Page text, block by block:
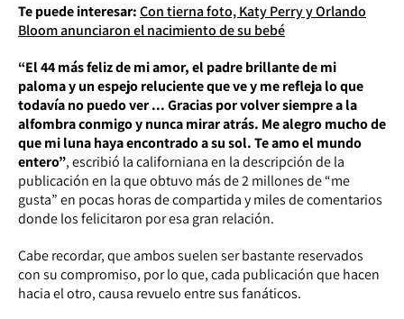
Te puede interesar:Con tierna foto, Katy Perry y Orlando
Bloom anunciaron el nacimiento de su bebé
“El 44 más feliz de mi amor, el padre brillante de mi
paloma y un espejo reluciente que ve y me refleja lo que
todavía no puedo ver ... Gracias por volver siempre a la
alfombra conmigo y nunca mirar atrás. Me alegro mucho de
que mi luna haya encontrado a su sol. Te amo el mundo
entero”, escribió la californiana en la descripción de la
publicación en la que obtuvo más de 2 millones de “me
gusta” en pocas horas de compartida y miles de comentarios
donde los felicitaron por esa gran relación.
Cabe recordar, que ambos suelen ser bastante reservados
con su compromiso, por lo que, cada publicación que hacen
hacia el otro, causa revuelo entre sus fanáticos.